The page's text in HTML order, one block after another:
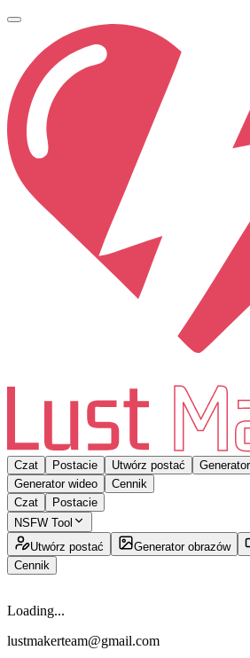
Czat Postacie Utwórz postać
Generator wideo
Cennik
Czat
Postacie
NSFW Tool
Utwórz postać
Generator obrazów
Cennik
Loading...
lustmakerteam@gmail.com